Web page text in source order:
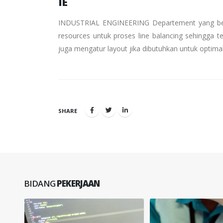
INDUSTRIAL ENGINEERING Departement
resources untuk proses line balancing sehingga
juga mengatur layout jika dibutuhkan untuk
SHARE
BIDANGPEKERJAAN